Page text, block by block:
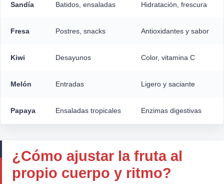
Sandía Batidos, ensaladas Hidratación, frescura
Fresa Postres, snacks Antioxidantes y sabor
Kiwi Desayunos Color, vitamina C
Melón Entradas Ligero y saciante
Papaya Ensaladas tropicales Enzimas digestivas
¿Cómo ajustar la fruta al
propio cuerpo y ritmo?